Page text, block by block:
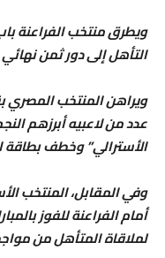
ويطرق منتخب الفراعنة
التأهل إلى دور ثمن
ويراهن المنتخب المصري
عدد من لاعبيه أبرزهم
الأسترالي” وخطف بطاقة
وفي المقابل، المنتخب
أمام الفراعنة للفوز
لملاقاة المتأهل من